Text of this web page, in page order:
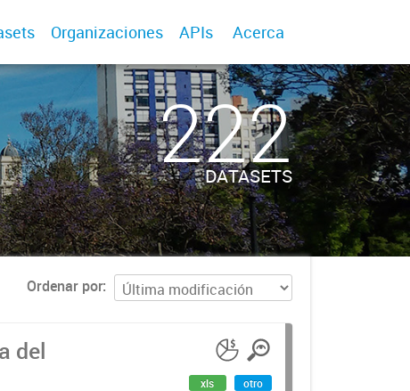
Organizaciones APIs Acerca
222
DATASETS
Ordenar por
del
xls otro